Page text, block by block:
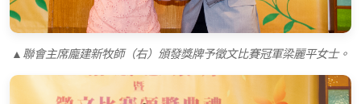
▲聯會主席龐建新牧師（右）頒發獎牌予徵文比賽冠軍梁麗平女士。